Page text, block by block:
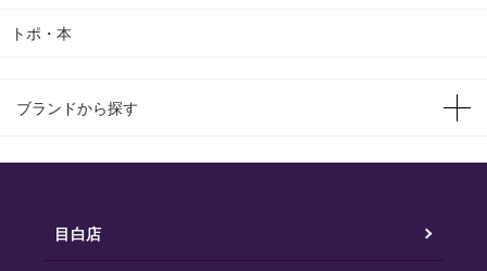
トポ・本
ブランドから探す
目白店